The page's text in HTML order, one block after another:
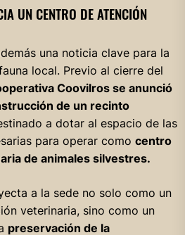
UN CENTRO DE ATENCIÓN
una noticia clave para la
local. Previo al cierre del
Coovilros se anunció
de un recinto
a dotar al espacio de las
para operar como centro
de animales silvestres.
a la sede no solo como un
veterinaria, sino como un
preservación de la